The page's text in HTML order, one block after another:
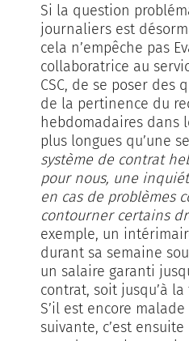
Si la question
journaliers est
cela n’empêche pas
collaboratrice au
CSC, de se poser des
de la pertinence du
hebdomadaires dans
plus longues qu’une
système de contrat
pour nous, une
en cas de problèmes
contourner certains
exemple, un
durant sa semaine
un salaire garanti
contrat, soit jusqu’à
S’il est encore
suivante, c’est